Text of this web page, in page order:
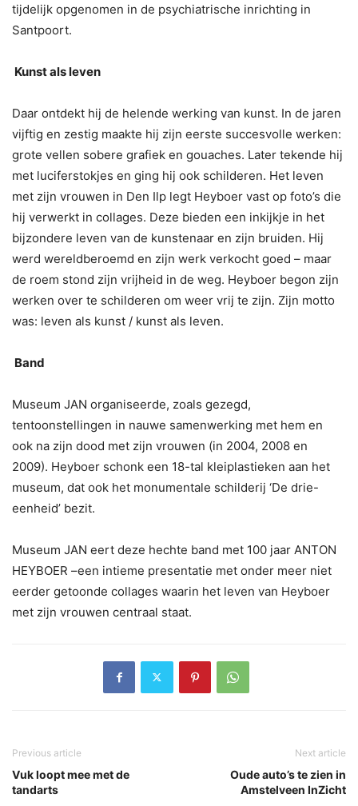
tijdelijk opgenomen in de psychiatrische inrichting in
Santpoort.
Kunst als leven
Daar ontdekt hij de helende werking van kunst. In de jaren
vijftig en zestig maakte hij zijn eerste succesvolle werken:
grote vellen sobere grafiek en gouaches. Later tekende hij
met luciferstokjes en ging hij ook schilderen. Het leven
met zijn vrouwen in Den Ilp legt Heyboer vast op foto’s die
hij verwerkt in collages. Deze bieden een inkijkje in het
bijzondere leven van de kunstenaar en zijn bruiden. Hij
werd wereldberoemd en zijn werk verkocht goed – maar
de roem stond zijn vrijheid in de weg. Heyboer begon zijn
werken over te schilderen om weer vrij te zijn. Zijn motto
was: leven als kunst / kunst als leven.
Band
Museum JAN organiseerde, zoals gezegd,
tentoonstellingen in nauwe samenwerking met hem en
ook na zijn dood met zijn vrouwen (in 2004, 2008 en
2009). Heyboer schonk een 18-tal kleiplastieken aan het
museum, dat ook het monumentale schilderij ‘De drie-
eenheid’ bezit.
Museum JAN eert deze hechte band met 100 jaar ANTON
HEYBOER –een intieme presentatie met onder meer niet
eerder getoonde collages waarin het leven van Heyboer
met zijn vrouwen centraal staat.
Previous article
Vuk loopt mee met de
tandarts
Next article
Oude auto’s te zien in
Amstelveen InZicht